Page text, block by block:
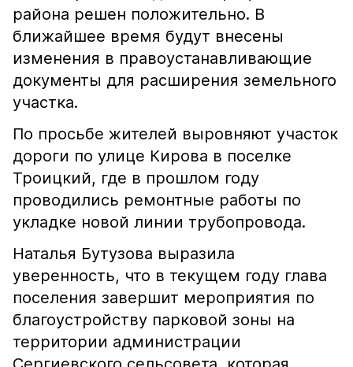
района решен положительно. В
ближайшее время будут внесены
изменения в правоустанавливающие
документы для расширения земельного
участка.
По просьбе жителей выровняют участок
дороги по улице Кирова в поселке
Троицкий, где в прошлом году
проводились ремонтные работы по
укладке новой линии трубопровода.
Наталья Бутузова выразила
уверенность, что в текущем году глава
поселения завершит мероприятия по
благоустройству парковой зоны на
территории администрации